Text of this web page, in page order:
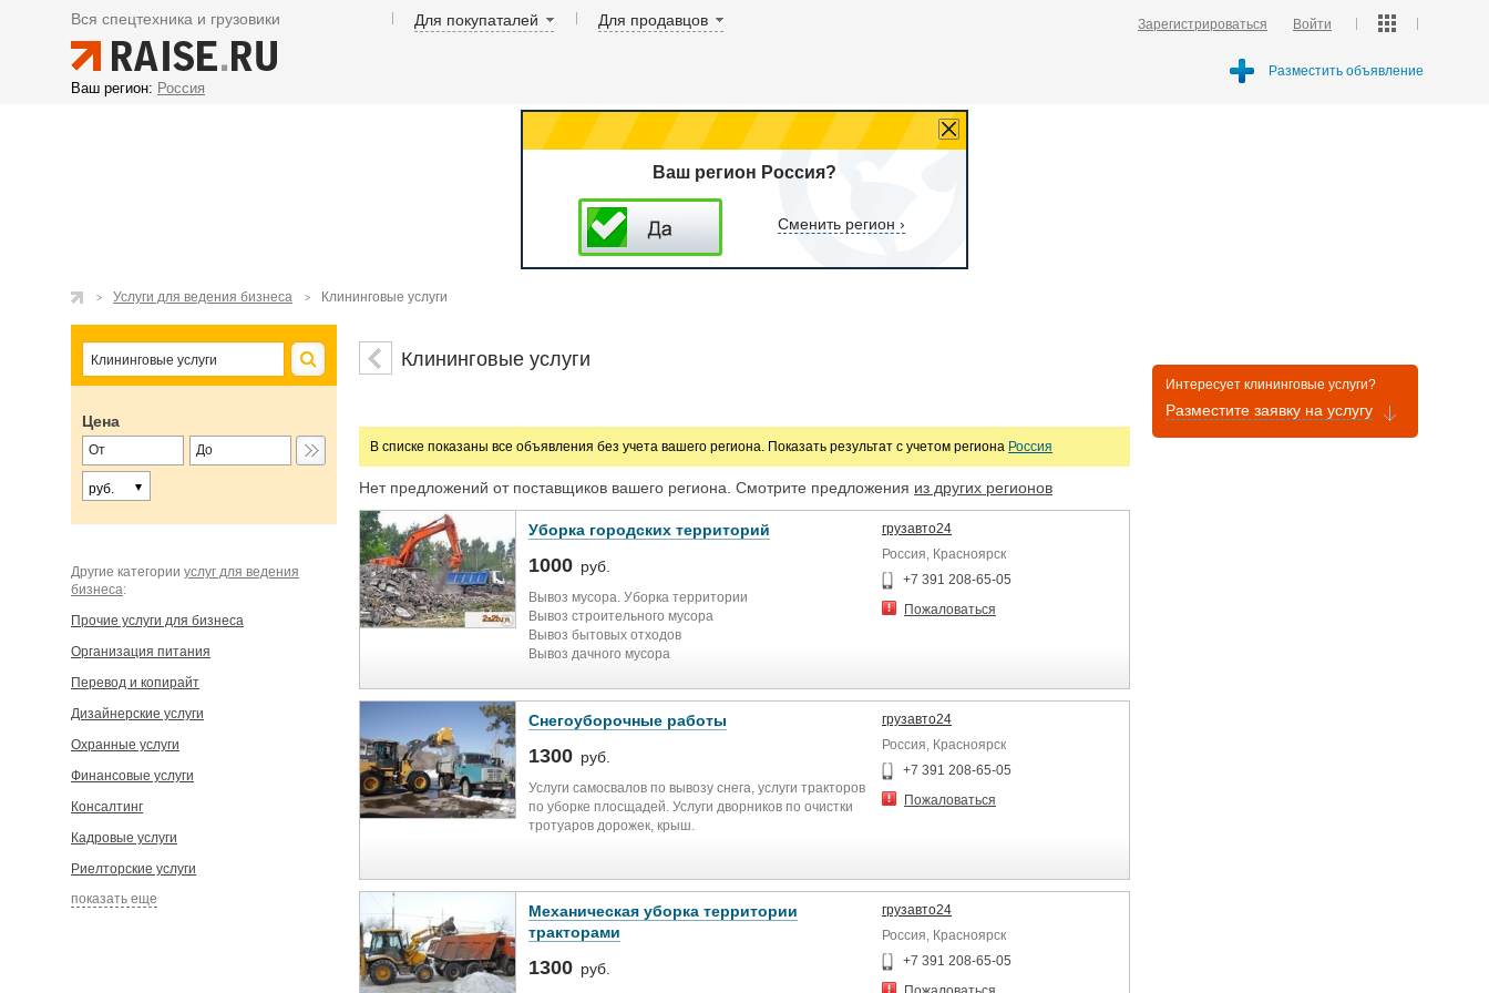
Вся спецтехника и грузовики Для покупаталей Для продавцов Зарегистрироваться Войти
Ваш регион: Россия
Разместить объявление
Ваш регион Россия?
Сменить регион ›
Услуги для ведения бизнеса Клининговые услуги
Цена
руб.
Другие категории услуг для ведения
бизнеса:
Прочие услуги для бизнеса
Организация питания
Перевод и копирайт
Дизайнерские услуги
Охранные услуги
Финансовые услуги
Консалтинг
Кадровые услуги
Риелторские услуги
показать еще
Клининговые услуги
В списке показаны все объявления без учета вашего региона. Показать результат с учетом региона Россия
Нет предложений от поставщиков вашего региона. Смотрите предложения из других регионов
Уборка городских территорий
1000 руб.
Вывоз мусора. Уборка территории
Вывоз строительного мусора
Вывоз бытовых отходов
Вывоз дачного мусора
Вывоз старой мебели и бытовой техники
грузавто24
Россия, Красноярск
+7 391 208-65-05
Пожаловаться
Снегоуборочные работы
1300 руб.
Услуги самосвалов по вывозу снега, услуги тракторов
по уборке плосщадей. Услуги дворников по очистки
тротуаров дорожек, крыш.
грузавто24
Россия, Красноярск
+7 391 208-65-05
Пожаловаться
Механическая уборка территории
тракторами
1300 руб.
грузавто24
Россия, Красноярск
+7 391 208-65-05
Интересует клининговые услуги?
Разместите заявку на услугу